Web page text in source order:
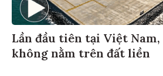
Lần đầu tiên tại Việt
không nằm trên đất liền